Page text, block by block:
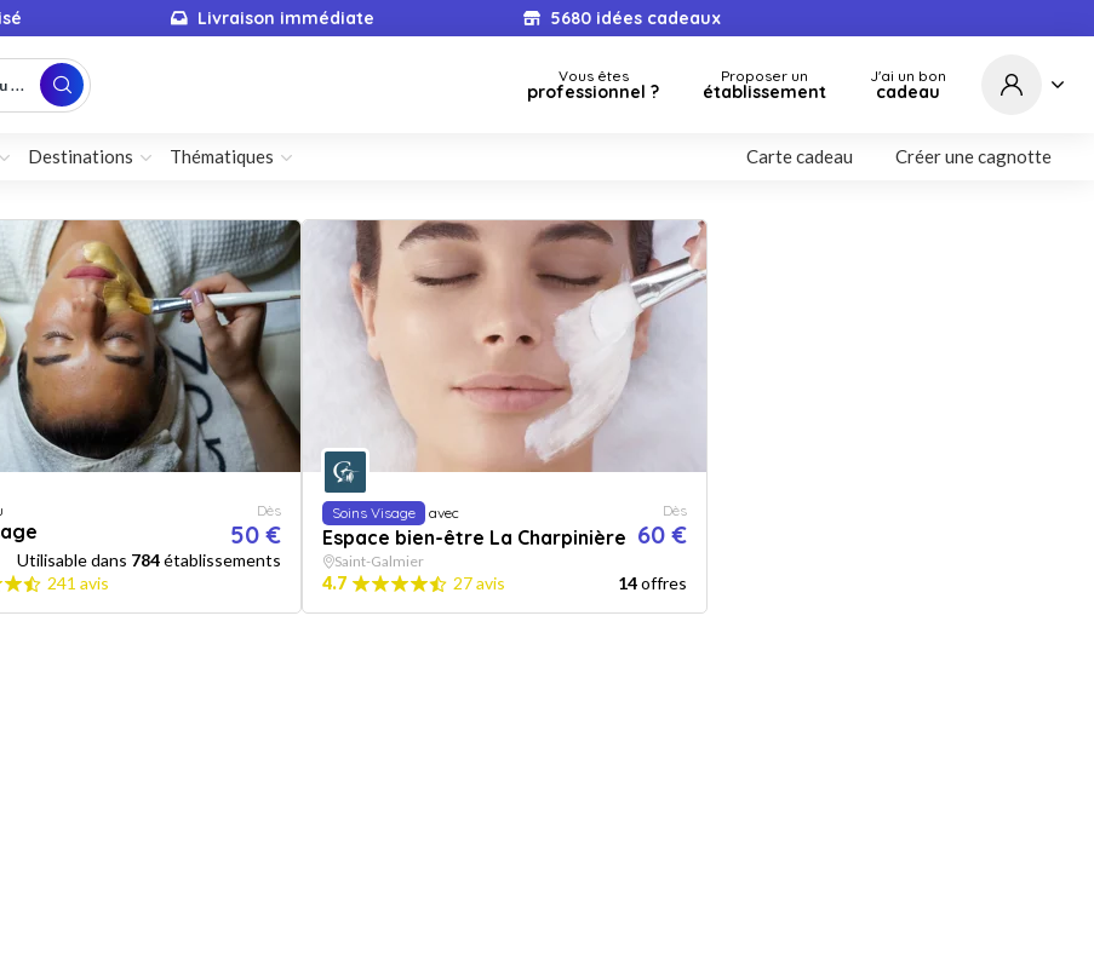
Livraison immédiate 5680idées cadeaux
... Vous êtes
professionnel ?
Proposer un
établissement
J'ai un bon
cadeau
Destinations Thématiques Carte cadeau Créer une cagnotte
Dès
50 €
Utilisable dans 784établissements
241 avis
Soins Visage avec
Espace bien-être La Charpinière
Dès
60 €
Saint-Galmier
4.7 27 avis 14offres